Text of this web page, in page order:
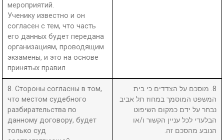
мероприятий.
Ученику известно и он
согласен с тем, что часть
его данных будет передана
организациям, проводящим
экзамены, и это на основе
принятых правил.
8. Стороны согласны в том,
что местом судебного
разбирательства по
данному договору, будет
только суд
8. מוסכם על הצדדים כי בית
המשפט המוסמך במחוז תל אביב
נבחר על ידם כמקום השיפוט
הבלעדי לכל עניין הקשור ו/או
הנובע מהסכם זה.